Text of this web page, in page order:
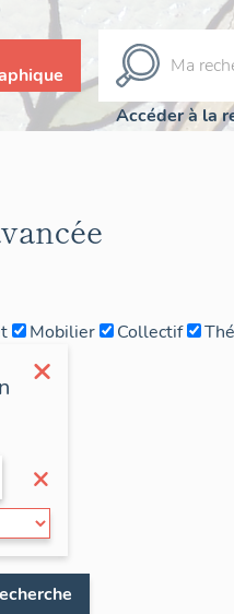
Accéder à la
Mobilier Collectif
×
×